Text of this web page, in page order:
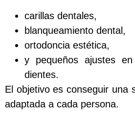
carillas dentales,
blanqueamiento dental,
ortodoncia estética,
y pequeños ajustes
dientes.
El objetivo es conseguir una
adaptada a cada persona.